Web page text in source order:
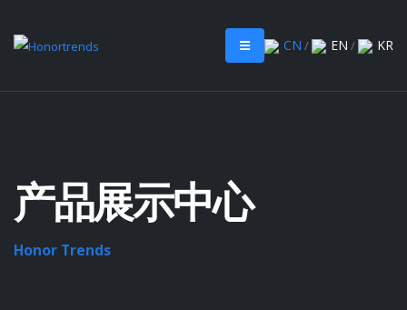
CN / EN / KR
产品展示中心
Honor Trends